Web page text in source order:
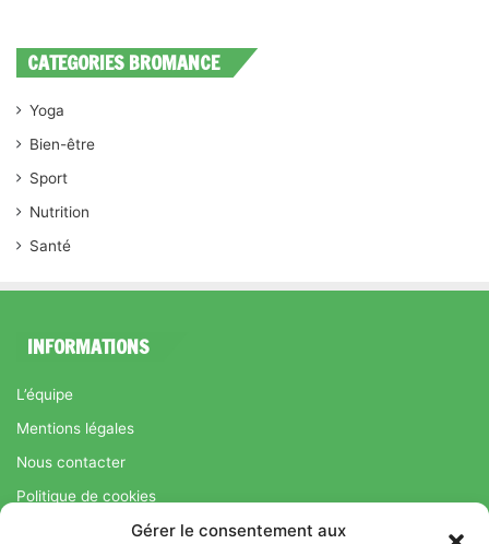
Gérer le consentement aux
CATEGORIES BROMANCE
Yoga
Bien-être
Sport
Nutrition
Santé
INFORMATIONS
L’équipe
Mentions légales
Nous contacter
Politique de cookies
Régime Savoir Maigrir.fr : La méthode Jean-Michel Cohen pour